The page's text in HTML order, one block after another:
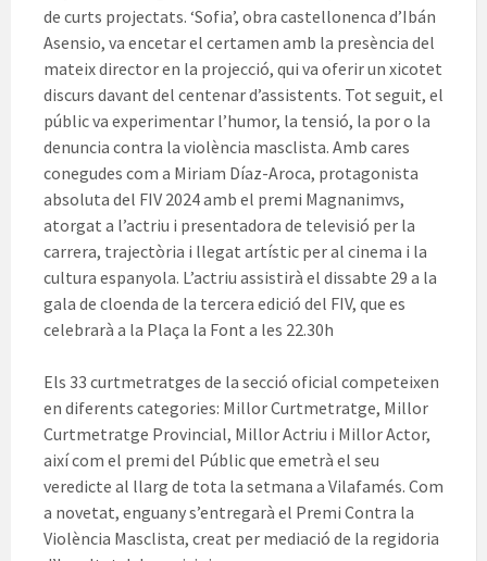
de curts projectats. ‘Sofia’, obra castellonenca d’Ibán
Asensio, va encetar el certamen amb la presència del
mateix director en la projecció, qui va oferir un xicotet
discurs davant del centenar d’assistents. Tot seguit, el
públic va experimentar l’humor, la tensió, la por o la
denuncia contra la violència masclista. Amb cares
conegudes com a Miriam Díaz-Aroca, protagonista
absoluta del FIV 2024 amb el premi Magnanimvs,
atorgat a l’actriu i presentadora de televisió per la
carrera, trajectòria i llegat artístic per al cinema i la
cultura espanyola. L’actriu assistirà el dissabte 29 a la
gala de cloenda de la tercera edició del FIV, que es
celebrarà a la Plaça la Font a les 22.30h
Els 33 curtmetratges de la secció oficial competeixen
en diferents categories: Millor Curtmetratge, Millor
Curtmetratge Provincial, Millor Actriu i Millor Actor,
així com el premi del Públic que emetrà el seu
veredicte al llarg de tota la setmana a Vilafamés. Com
a novetat, enguany s’entregarà el Premi Contra la
Violència Masclista, creat per mediació de la regidoria